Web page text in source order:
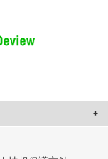
たコンテンツや広告の